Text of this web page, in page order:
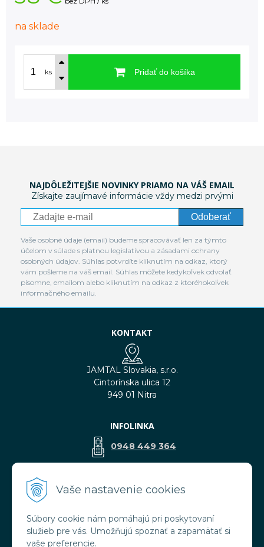
Vaše nastavenie cookies
Súbory cookie nám pomáhajú pri poskytovaní
služieb pre vás. Umožňujú spoznať a zapamätať si
vaše preferencie.
na sklade
ks Pridať do košíka
NAJDÔLEŽITEJŠIE NOVINKY PRIAMO NA VÁŠ EMAIL
Získajte zaujímavé informácie vždy medzi prvými
Odoberať
Vaše osobné údaje (email) budeme spracovávať len za týmto
účelom v súlade s platnou legislatívou a zásadami ochrany
osobných údajov. Súhlas potvrdíte kliknutím na odkaz, ktorý
vám pošleme na váš email. Súhlas môžete kedykoľvek odvolať
písomne, emailom alebo kliknutím na odkaz z ktoréhokoľvek
informačného emailu.
KONTAKT
JAMTAL Slovakia, s.r.o.
Cintorínska ulica 12
949 01 Nitra
INFOLINKA
0948 449 364
VŠETKO O NÁKUPE
Obchodné podmienky